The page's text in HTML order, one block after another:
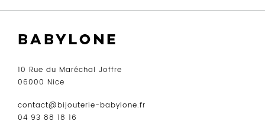
10 Rue du Maréchal Joffre
06000 Nice
contact@bijouterie-babylone.fr
04 93 88 18 16